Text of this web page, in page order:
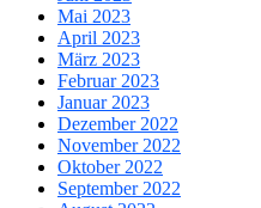
Mai 2023
April 2023
März 2023
Februar 2023
Januar 2023
Dezember 2022
November 2022
Oktober 2022
September 2022